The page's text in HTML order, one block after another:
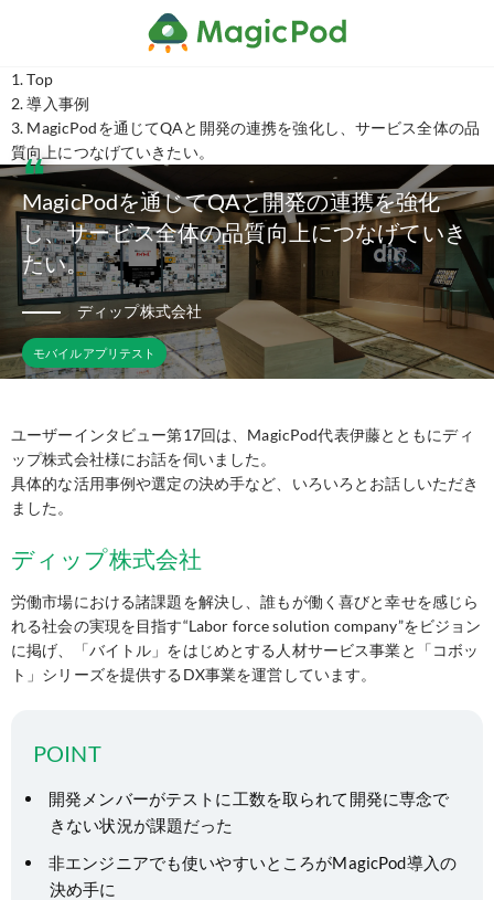
Top
導入事例
MagicPodを通じてQAと開発の連携を強化し、サービス全体の品
質向上につなげていきたい。
MagicPodを通じてQAと開発の連携を強化
し、サービス全体の品質向上につなげていき
たい。
ディップ株式会社
モバイルアプリテスト
ユーザーインタビュー第17回は、MagicPod代表伊藤とともにディ
ップ株式会社様にお話を伺いました。
具体的な活用事例や選定の決め手など、いろいろとお話しいただき
ました。
ディップ株式会社
労働市場における諸課題を解決し、誰もが働く喜びと幸せを感じら
れる社会の実現を目指す“Labor force solution company”をビジョン
に掲げ、「バイトル」をはじめとする人材サービス事業と「コボッ
ト」シリーズを提供するDX事業を運営しています。
POINT
開発メンバーがテストに工数を取られて開発に専念で
きない状況が課題だった
非エンジニアでも使いやすいところがMagicPod導入の
決め手に